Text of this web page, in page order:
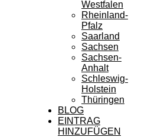
Westfalen
Rheinland-
Pfalz
Saarland
Sachsen
Sachsen-
Anhalt
Schleswig-
Holstein
Thüringen
BLOG
EINTRAG
HINZUFÜGEN